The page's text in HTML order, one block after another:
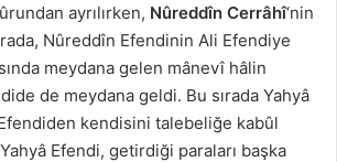
ayrılırken, Nûreddîn Cerrâhî‘nin
Nûreddîn Efendinin Ali Efendiye
meydana gelen mânevî hâlin
de meydana geldi. Bu sırada Yahyâ
kendisini talebeliğe kabûl
Efendi, getirdiği paraları başka